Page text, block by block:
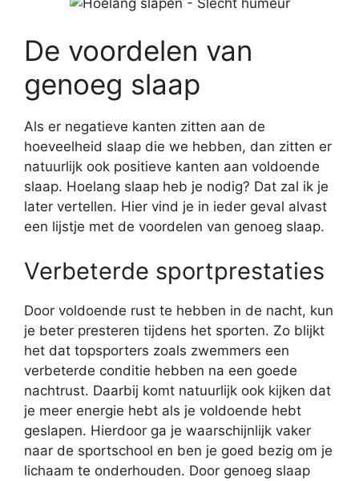
De voordelen van
genoeg slaap
Als er negatieve kanten zitten aan de
hoeveelheid slaap die we hebben, dan zitten er
natuurlijk ook positieve kanten aan voldoende
slaap. Hoelang slaap heb je nodig? Dat zal ik je
later vertellen. Hier vind je in ieder geval alvast
een lijstje met de voordelen van genoeg slaap.
Verbeterde sportprestaties
Door voldoende rust te hebben in de nacht, kun
je beter presteren tijdens het sporten. Zo blijkt
het dat topsporters zoals zwemmers een
verbeterde conditie hebben na een goede
nachtrust. Daarbij komt natuurlijk ook kijken dat
je meer energie hebt als je voldoende hebt
geslapen. Hierdoor ga je waarschijnlijk vaker
naar de sportschool en ben je goed bezig om je
lichaam te onderhouden. Door genoeg slaap